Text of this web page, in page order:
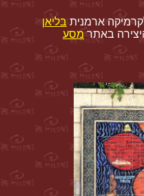
ארמנית בליאן
באתרמסע